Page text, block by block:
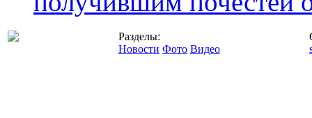
Разделы:
Новости Фото Видео